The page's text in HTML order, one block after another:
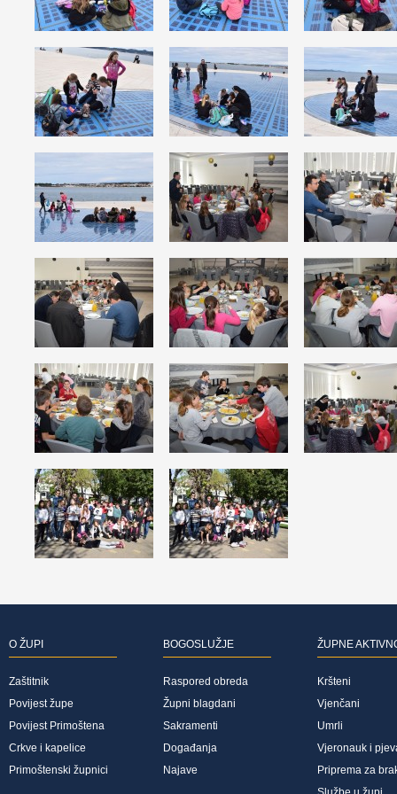
O ŽUPI
Zaštitnik
Povijest župe
Povijest Primoštena
Crkve i kapelice
Primoštenski župnici
BOGOSLUŽJE
Raspored obreda
Župni blagdani
Sakramenti
Događanja
Najave
ŽUPNE
Kršteni
Vjenčani
Umrli
Vjeronauk i
Priprema za